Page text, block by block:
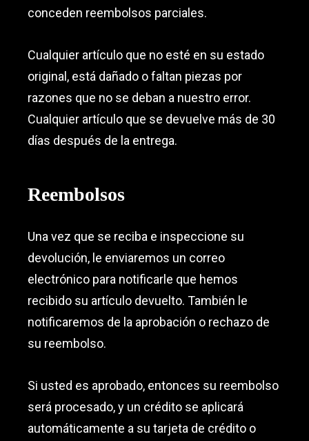
conceden reembolsos parciales.
Cualquier artículo que no esté en su estado
original, está dañado o faltan piezas por
razones que no se deban a nuestro error.
Cualquier artículo que se devuelve más de 30
días después de la entrega.
Reembolsos
Una vez que se reciba e inspeccione su
devolución, le enviaremos un correo
electrónico para notificarle que hemos
recibido su artículo devuelto. También le
notificaremos de la aprobación o rechazo de
su reembolso.
Si usted es aprobado, entonces su reembolso
será procesado, y un crédito se aplicará
automáticamente a su tarjeta de crédito o